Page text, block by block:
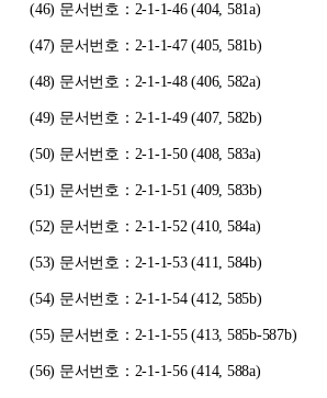
(46) 문서번호：2-1-1-46 (404, 581a)
(47) 문서번호：2-1-1-47 (405, 581b)
(48) 문서번호：2-1-1-48 (406, 582a)
(49) 문서번호：2-1-1-49 (407, 582b)
(50) 문서번호：2-1-1-50 (408, 583a)
(51) 문서번호：2-1-1-51 (409, 583b)
(52) 문서번호：2-1-1-52 (410, 584a)
(53) 문서번호：2-1-1-53 (411, 584b)
(54) 문서번호：2-1-1-54 (412, 585b)
(55) 문서번호：2-1-1-55 (413, 585b-587b)
(56) 문서번호：2-1-1-56 (414, 588a)